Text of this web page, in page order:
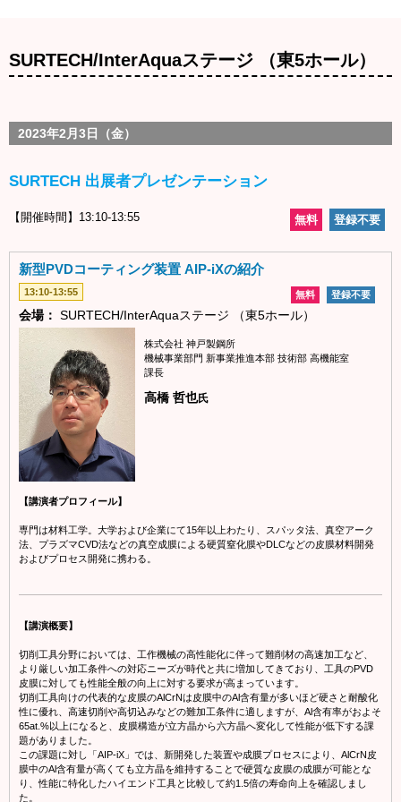
SURTECH/InterAquaステージ （東5ホール）
2023年2月3日（金）
SURTECH 出展者プレゼンテーション
【開催時間】13:10-13:55 登録不要
無料
新型PVDコーティング装置 AIP-iXの紹介
13:10-13:55 登録不要
無料
会場： SURTECH/InterAquaステージ （東5ホール）
株式会社 神戸製鋼所
機械事業部門 新事業推進本部 技術部 高機能室
課長
高橋 哲也氏
【講演者プロフィール】
専門は材料工学。大学および企業にて15年以上わたり、スパッタ法、真空アーク
法、プラズマCVD法などの真空成膜による硬質窒化膜やDLCなどの皮膜材料開発
およびプロセス開発に携わる。
【講演概要】
切削工具分野においては、工作機械の高性能化に伴って難削材の高速加工など、
より厳しい加工条件への対応ニーズが時代と共に増加してきており、工具のPVD
皮膜に対しても性能全般の向上に対する要求が高まっています。
切削工具向けの代表的な皮膜のAlCrNは皮膜中のAl含有量が多いほど硬さと耐酸化
性に優れ、高速切削や高切込みなどの難加工条件に適しますが、Al含有率がおよそ
65at.%以上になると、皮膜構造が立方晶から六方晶へ変化して性能が低下する課
題がありました。
この課題に対し「AIP-iX」では、新開発した装置や成膜プロセスにより、AlCrN皮
膜中のAl含有量が高くても立方晶を維持することで硬質な皮膜の成膜が可能とな
り、性能に特化したハイエンド工具と比較して約1.5倍の寿命向上を確認しまし
た。